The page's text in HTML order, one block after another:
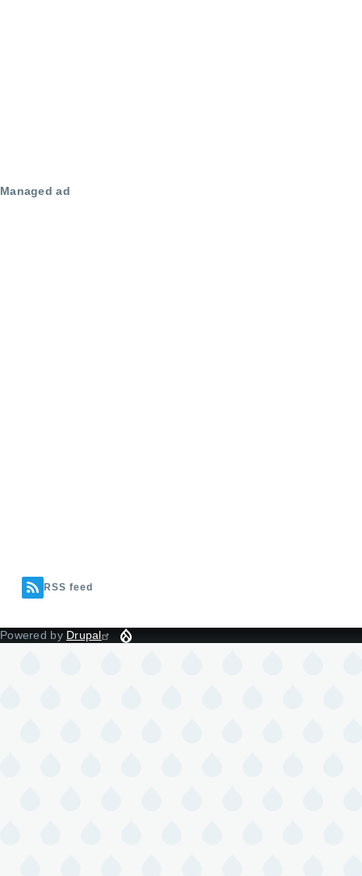
Managed ad
RSS feed
Powered by Drupal